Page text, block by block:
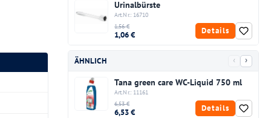
Urinalbürste
Art.Nr.: 16710
1,56 €
1,06 € Details
ÄHNLICH ‹ ›
Tana green care WC-Liquid 750 ml
Art.Nr.: 11161
6,53 €
6,53 € Details